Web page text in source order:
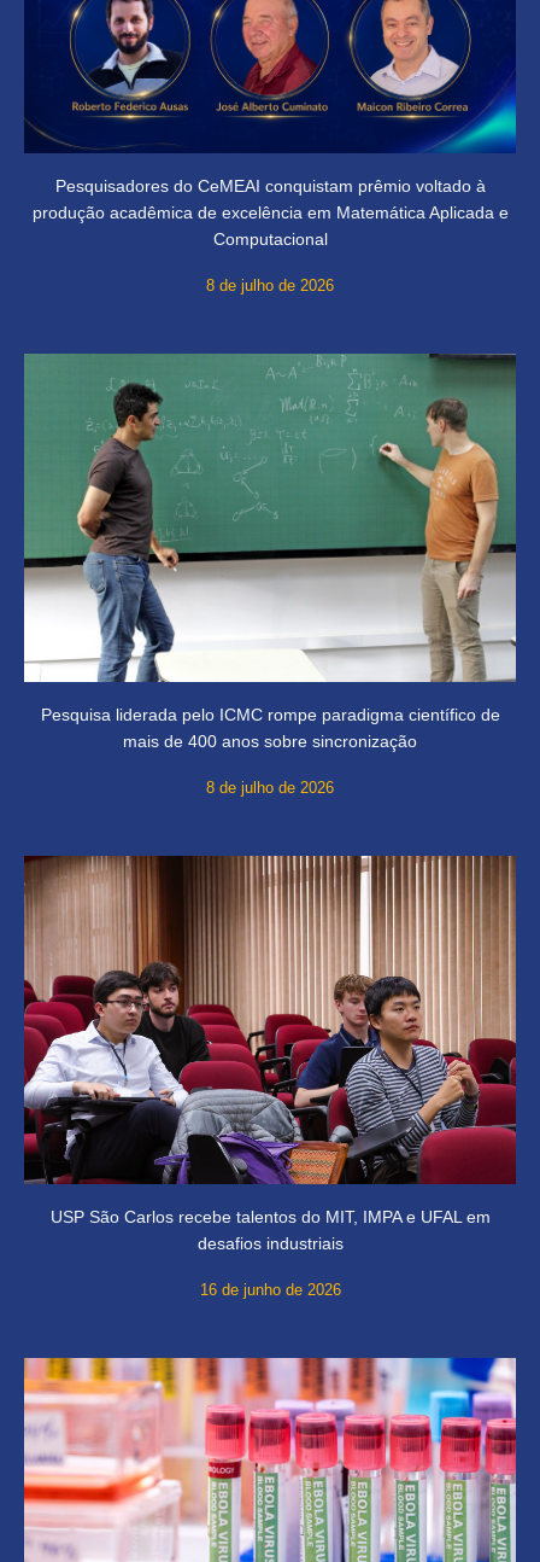
Pesquisadores do CeMEAI conquistam prêmio voltado à
produção acadêmica de excelência em Matemática Aplicada e
Computacional
8 de julho de 2026
Pesquisa liderada pelo ICMC rompe paradigma científico de
mais de 400 anos sobre sincronização
8 de julho de 2026
USP São Carlos recebe talentos do MIT, IMPA e UFAL em
desafios industriais
16 de junho de 2026